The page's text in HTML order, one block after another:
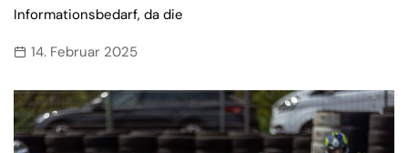
Informationsbedarf, da die
14. Februar 2025